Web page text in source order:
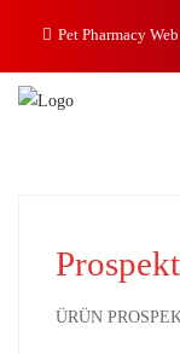
Pet Pharmacy Web
ÜRÜN